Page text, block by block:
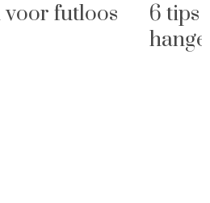
voor futloos
6 tips